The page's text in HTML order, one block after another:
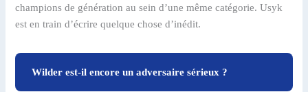
champions de génération au sein d’une même catégorie. Usyk
est en train d’écrire quelque chose d’inédit.
Wilder est-il encore un adversaire sérieux ?